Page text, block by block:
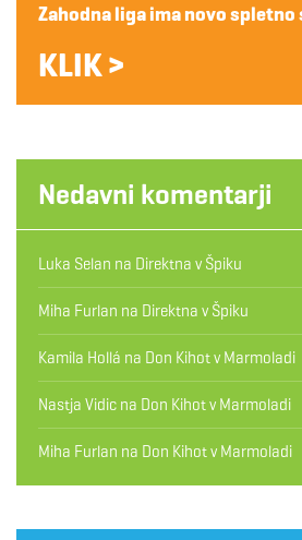
Zahodna liga ima novo spletno
KLIK >
Nedavni komentarji
Luka Selan na Direktna v Špiku
Miha Furlan na Direktna v Špiku
Kamila Hollá na Don Kihot v Marmoladi
Nastja Vidic na Don Kihot v Marmoladi
Miha Furlan na Don Kihot v Marmoladi